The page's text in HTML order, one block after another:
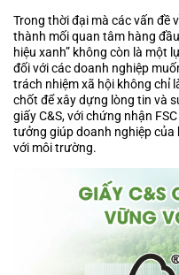
Trong thời đại mà các vấn đề
thành mối quan tâm hàng
hiệu xanh” không còn là một
đối với các doanh nghiệp
trách nhiệm xã hội không chỉ
chốt để xây dựng lòng tin và
giấy C&S, với chứng nhận
tưởng giúp doanh nghiệp
với môi trường.